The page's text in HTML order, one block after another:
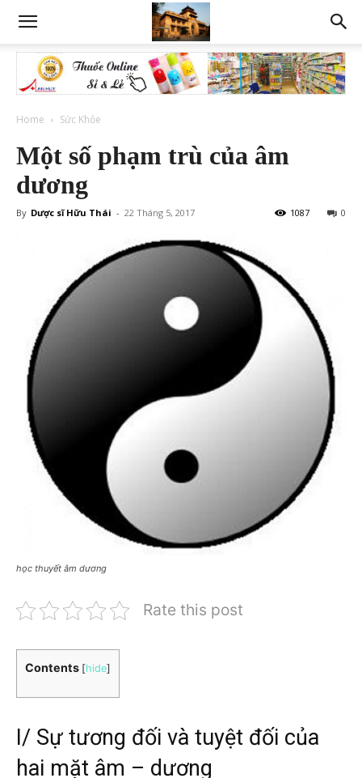
Home Sức Khỏe
Một số phạm trù của âm
dương
By Dược sĩ Hữu Thái - 22 Tháng 5, 2017 0
1087
học thuyết âm dương
Rate this post
Contents [hide]
I/ Sự tương đối và tuyệt đối của
hai mặt âm – dương